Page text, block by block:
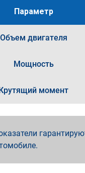
Параметр
Объем двигателя
Мощность
момент